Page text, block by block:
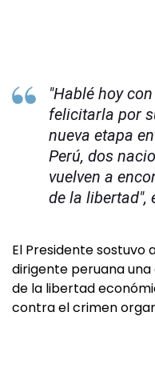
"Hablé hoy
felicitarla por
nueva etapa
Perú, dos
vuelven a
de la libertad",
El Presidente
dirigente peruana
de la libertad
contra el crimen